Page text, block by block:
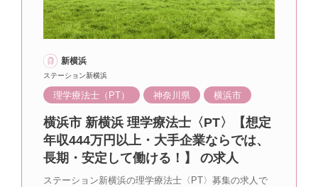
新横浜
ステーション新横浜
理学療法士（PT） 神奈川県 横浜市
横浜市 新横浜 理学療法士〈PT〉【想定
年収444万円以上・大手企業ならでは、
長期・安定して働ける！】 の求人
ステーション新横浜の理学療法士〈PT〉募集の求人で